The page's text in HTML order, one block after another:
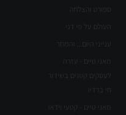
ספורט והצלחה
העולם על פי דני
ענייני היום... והמחר
מאני טיים - עזרה
לעסקים קטנים בשידור
חי ברדיו
מאני טיים - קטעי וידאו